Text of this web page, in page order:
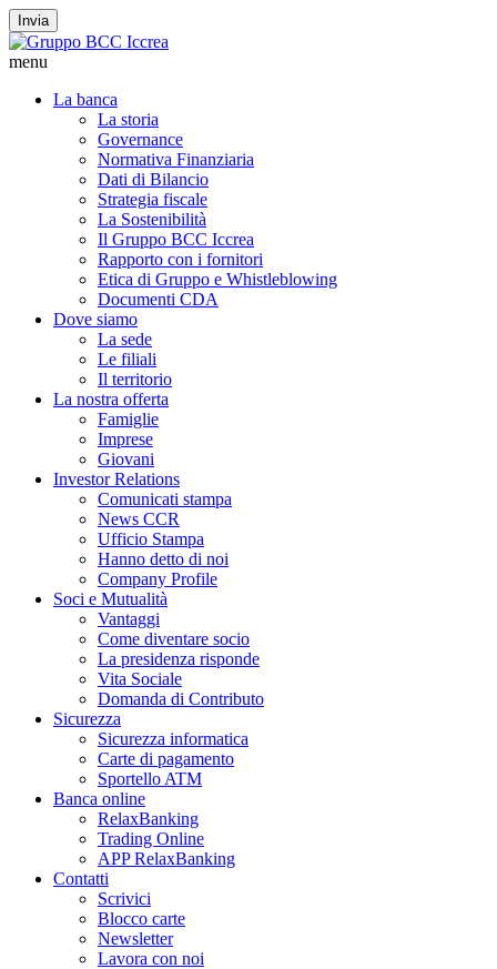
Invia
menu
La banca
La storia
Governance
Normativa Finanziaria
Dati di Bilancio
Strategia fiscale
La Sostenibilità
Il Gruppo BCC Iccrea
Rapporto con i fornitori
Etica di Gruppo e Whistleblowing
Documenti CDA
Dove siamo
La sede
Le filiali
Il territorio
La nostra offerta
Famiglie
Imprese
Giovani
Investor Relations
Comunicati stampa
News CCR
Ufficio Stampa
Hanno detto di noi
Company Profile
Soci e Mutualità
Vantaggi
Come diventare socio
La presidenza risponde
Vita Sociale
Domanda di Contributo
Sicurezza
Sicurezza informatica
Carte di pagamento
Sportello ATM
Banca online
RelaxBanking
Trading Online
APP RelaxBanking
Contatti
Scrivici
Blocco carte
Newsletter
Lavora con noi